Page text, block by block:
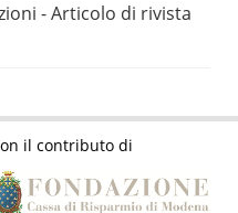
- Articolo di rivista
il contributo di